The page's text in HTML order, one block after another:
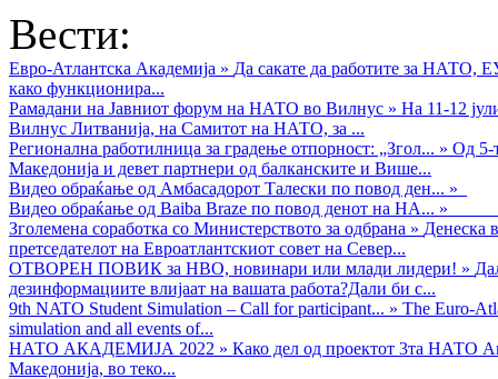
Вести:
Евро-Атлантска Академија » Да сакате да работите за НАТО,
како функционира...
Рамадани на Јавниот форум на НАТО во Вилнус » На 11-12
Вилнус Литванија, на Самитот на НАТО, за ...
Регионална работилница за градење отпорност: „Згол... » Од 5-
Македонија и девет партнери од балканските и Више...
Видео обраќањe од Амбасадорот Талески по повод ден... »
Видео обраќање од Baiba Braze по повод денот на НА... »
Зголемена соработка со Министерството за одбрана » Денеска
претседателот на Евроатлантскиот совет на Север...
ОТВОРЕН ПОВИК за НВО, новинари или млади лидери! »
дезинформациите влијаат на вашата работа?Дали би с...
9th NATO Student Simulation – Call for participant... » The Euro-
simulation and all events of...
НАТО АКАДЕМИЈА 2022 » Како дел од проектот 3та НАТО
Македонија, во теко...